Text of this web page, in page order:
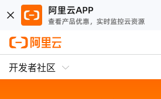
开发者社区